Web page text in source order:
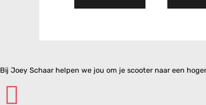
Bij Joey Schaar helpen we jou om je scooter naar een